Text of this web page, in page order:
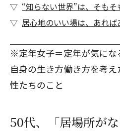
“知らない世界”は、そも
居心地のいい場は、あれば
※定年女子＝定年が気にな
自身の生き方働き方を考
性たちのこと
50代、「居場所が